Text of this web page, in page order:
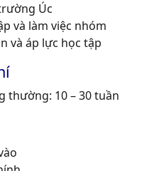
Úc
và làm việc nhóm
và áp lực học tập
thường: 10 – 30 tuần